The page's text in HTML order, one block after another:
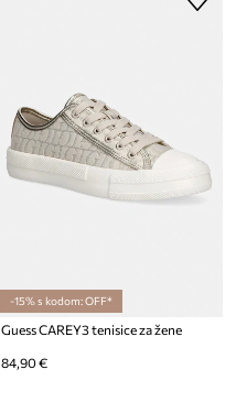
-15% s kodom: OFF*
Guess CAREY3 tenisice za žene
84,90 €